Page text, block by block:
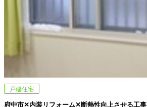
戸建住宅
府中市✕内装リフォーム✕断熱性向上させる工事